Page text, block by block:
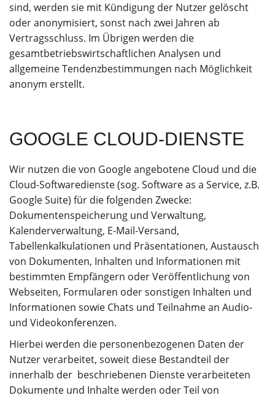
sind, werden sie mit Kündigung der Nutzer gelöscht
oder anonymisiert, sonst nach zwei Jahren ab
Vertragsschluss. Im Übrigen werden die
gesamtbetriebswirtschaftlichen Analysen und
allgemeine Tendenzbestimmungen nach Möglichkeit
anonym erstellt.
GOOGLE CLOUD-DIENSTE
Wir nutzen die von Google angebotene Cloud und die
Cloud-Softwaredienste (sog. Software as a Service, z.B.
Google Suite) für die folgenden Zwecke:
Dokumentenspeicherung und Verwaltung,
Kalenderverwaltung, E-Mail-Versand,
Tabellenkalkulationen und Präsentationen, Austausch
von Dokumenten, Inhalten und Informationen mit
bestimmten Empfängern oder Veröffentlichung von
Webseiten, Formularen oder sonstigen Inhalten und
Informationen sowie Chats und Teilnahme an Audio-
und Videokonferenzen.
Hierbei werden die personenbezogenen Daten der
Nutzer verarbeitet, soweit diese Bestandteil der
innerhalb der beschriebenen Dienste verarbeiteten
Dokumente und Inhalte werden oder Teil von